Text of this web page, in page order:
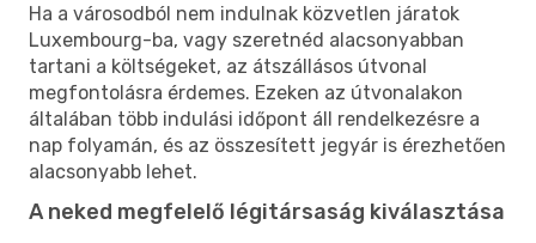
Ha a városodból nem indulnak közvetlen járatok
Luxembourg-ba, vagy szeretnéd alacsonyabban
tartani a költségeket, az átszállásos útvonal
megfontolásra érdemes. Ezeken az útvonalakon
általában több indulási időpont áll rendelkezésre a
nap folyamán, és az összesített jegyár is érezhetően
alacsonyabb lehet.
A neked megfelelő légitársaság kiválasztása